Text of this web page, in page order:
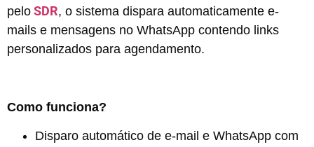
pelo SDR, o sistema dispara automaticamente e-
mails e mensagens no WhatsApp contendo links
personalizados para agendamento.
Como funciona?
Disparo automático de e-mail e WhatsApp com